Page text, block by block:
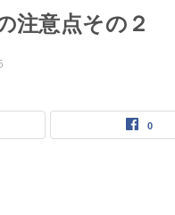
注意点その２
0